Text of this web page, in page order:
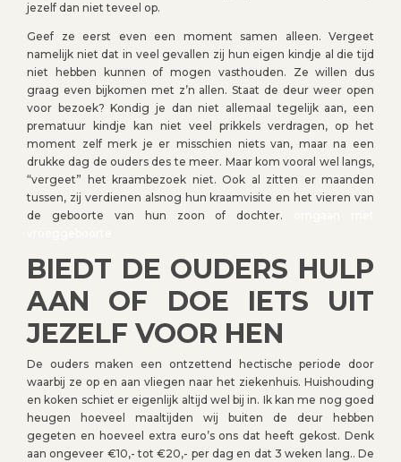
jezelf dan niet teveel op.
Geef ze eerst even een moment samen alleen. Vergeet
namelijk niet dat in veel gevallen zij hun eigen kindje al die tijd
niet hebben kunnen of mogen vasthouden. Ze willen dus
graag even bijkomen met z’n allen. Staat de deur weer open
voor bezoek? Kondig je dan niet allemaal tegelijk aan, een
prematuur kindje kan niet veel prikkels verdragen, op het
moment zelf merk je er misschien niets van, maar na een
drukke dag de ouders des te meer. Maar kom vooral wel langs,
“vergeet” het kraambezoek niet. Ook al zitten er maanden
tussen, zij verdienen alsnog hun kraamvisite en het vieren van
de geboorte van hun zoon of dochter.
BIEDT DE OUDERS HULP
AAN OF DOE IETS UIT
JEZELF VOOR HEN
De ouders maken een ontzettend hectische periode door
waarbij ze op en aan vliegen naar het ziekenhuis. Huishouding
en koken schiet er eigenlijk altijd wel bij in. Ik kan me nog goed
heugen hoeveel maaltijden wij buiten de deur hebben
gegeten en hoeveel extra euro’s ons dat heeft gekost. Denk
aan ongeveer €10,- tot €20,- per dag en dat 3 weken lang.. De